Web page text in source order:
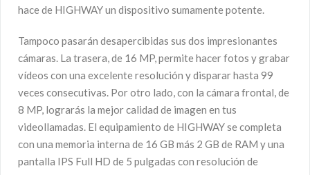
hace de HIGHWAY un dispositivo sumamente potente.
Tampoco pasarán desapercibidas sus dos impresionantes
cámaras. La trasera, de 16 MP, permite hacer fotos y grabar
vídeos con una excelente resolución y disparar hasta 99
veces consecutivas. Por otro lado, con la cámara frontal, de
8 MP, lograrás la mejor calidad de imagen en tus
videollamadas. El equipamiento de HIGHWAY se completa
con una memoria interna de 16 GB más 2 GB de RAM y una
pantalla IPS Full HD de 5 pulgadas con resolución de